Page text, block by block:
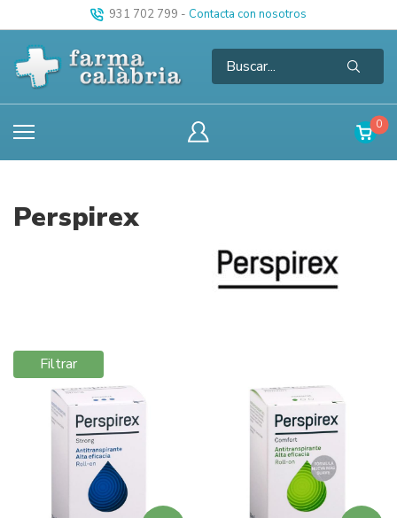
931 702 799 - Contacta con nosotros
0
Perspirex
Filtrar